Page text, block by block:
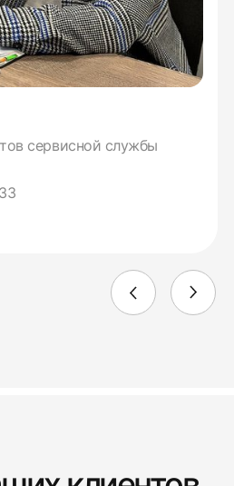
сервисной службы